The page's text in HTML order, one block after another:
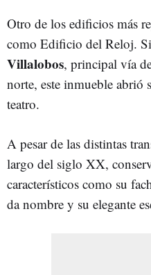
Otro de los edificios más
como Edificio del Reloj.
Villalobos, principal vía
norte, este inmueble abrió
teatro.
A pesar de las distintas
largo del siglo XX,
característicos como su
da nombre y su elegante